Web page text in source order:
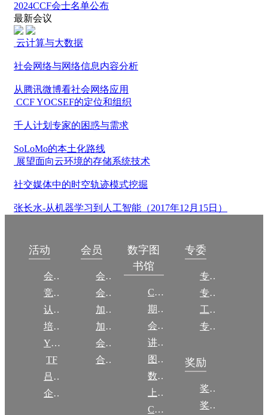
2024CCF会士名单公布
最新会议
云计算与大数据
社会网络与网络信息内容分析
从腾讯微博看社会网络应用
CCF YOCSEF的定位和组织
千人计划专家的困惑与需求
SoLoMo的本土化路线
展望面向云环境的存储系统技术
社交媒体中的时空轨迹模式挖掘
张长水-从机器学习到人工智能（2017年12月15日）
活动
会议
竞赛
认证
培训
YOCSEF
TF
吕梁振兴
企智会
会员
会员简介
会员权益
加入CCF
加入CCF
会员交费
合作伙伴
数字图
书馆
CCCF
期刊
会议
讲稿
图集
数图编审委员会
上传/发布作品
CCF DL Focus
专委
专委简介
专委条例
工作问答
专委名单
奖励
奖励动态
奖励目录